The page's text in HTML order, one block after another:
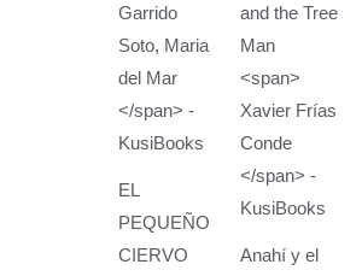
EL
PEQUEÑO
CIERVO
Anahí y el